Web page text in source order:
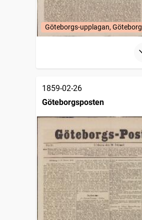
Göteborgs-upplagan, Göteborg
1859-02-26
Göteborgsposten